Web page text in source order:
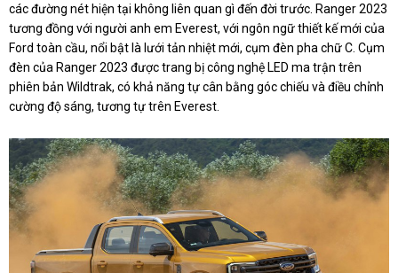
các đường nét hiện tại không liên quan gì đến đời trước. Ranger 2023
tương đồng với người anh em Everest, với ngôn ngữ thiết kế mới của
Ford toàn cầu, nổi bật là lưới tản nhiệt mới, cụm đèn pha chữ C. Cụm
đèn của Ranger 2023 được trang bị công nghệ LED ma trận trên
phiên bản Wildtrak, có khả năng tự cân bằng góc chiếu và điều chỉnh
cường độ sáng, tương tự trên Everest.